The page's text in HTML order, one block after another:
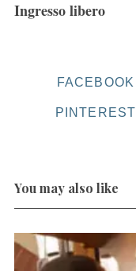
Ingresso libero
FACEBOOK
PINTEREST
You may also like